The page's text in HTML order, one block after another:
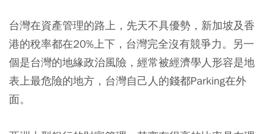
台灣在資產管理的路上，先天不具優勢，新加坡及香
港的稅率都在20%上下，台灣完全沒有競爭力。另一
個是台灣的地緣政治風險，經常被經濟學人形容是地
表上最危險的地方，台灣自己人的錢都Parking在外
面。